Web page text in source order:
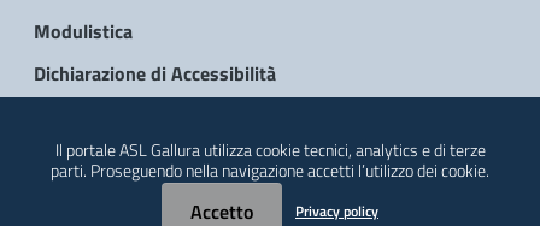
Modulistica
Dichiarazione di Accessibilità
Il portale ASL Gallura utilizza cookie tecnici, analytics e di terze
parti. Proseguendo nella navigazione accetti l’utilizzo dei cookie.
Accetto Privacy policy